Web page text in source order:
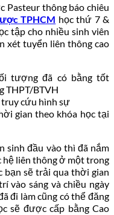
Pasteur thông báo chiêu
TPHCM học thứ 7 &
tập cho nhiều sinh viên
xét tuyển liên thông cao
tượng đã có bằng tốt
THPT/BTVH
truy cứu hình sự
gian theo khóa học tại
sinh đầu vào thì đã nắm
liên thông ở một trong
bạn sẽ trải qua thời gian
vào sáng và chiều ngày
đi làm cũng có thể đăng
sẽ được cấp bằng Cao